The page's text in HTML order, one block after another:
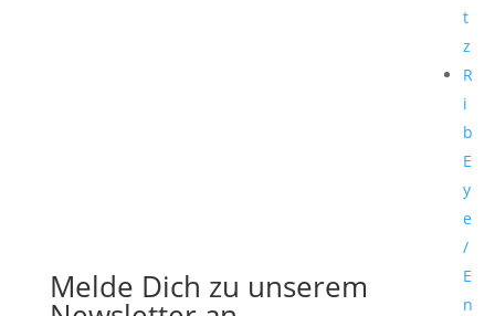
t
z
R
i
b
E
y
e
/
E
n
Melde Dich zu unserem